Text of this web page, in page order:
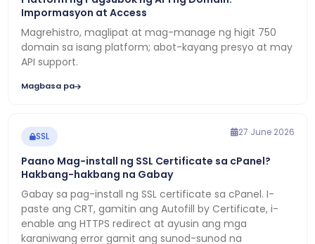
Impormasyon at Access
Magrehistro, maglipat at mag-manage ng higit 750
domain sa isang platform; abot-kayang presyo at may
API support.
Magbasa pa
SSL 27 June 2026
Paano Mag-install ng SSL Certificate sa cPanel?
Hakbang-hakbang na Gabay
Gabay sa pag-install ng SSL certificate sa cPanel. I-
paste ang CRT, gamitin ang Autofill by Certificate, i-
enable ang HTTPS redirect at ayusin ang mga
karaniwang error gamit ang sunod-sunod na